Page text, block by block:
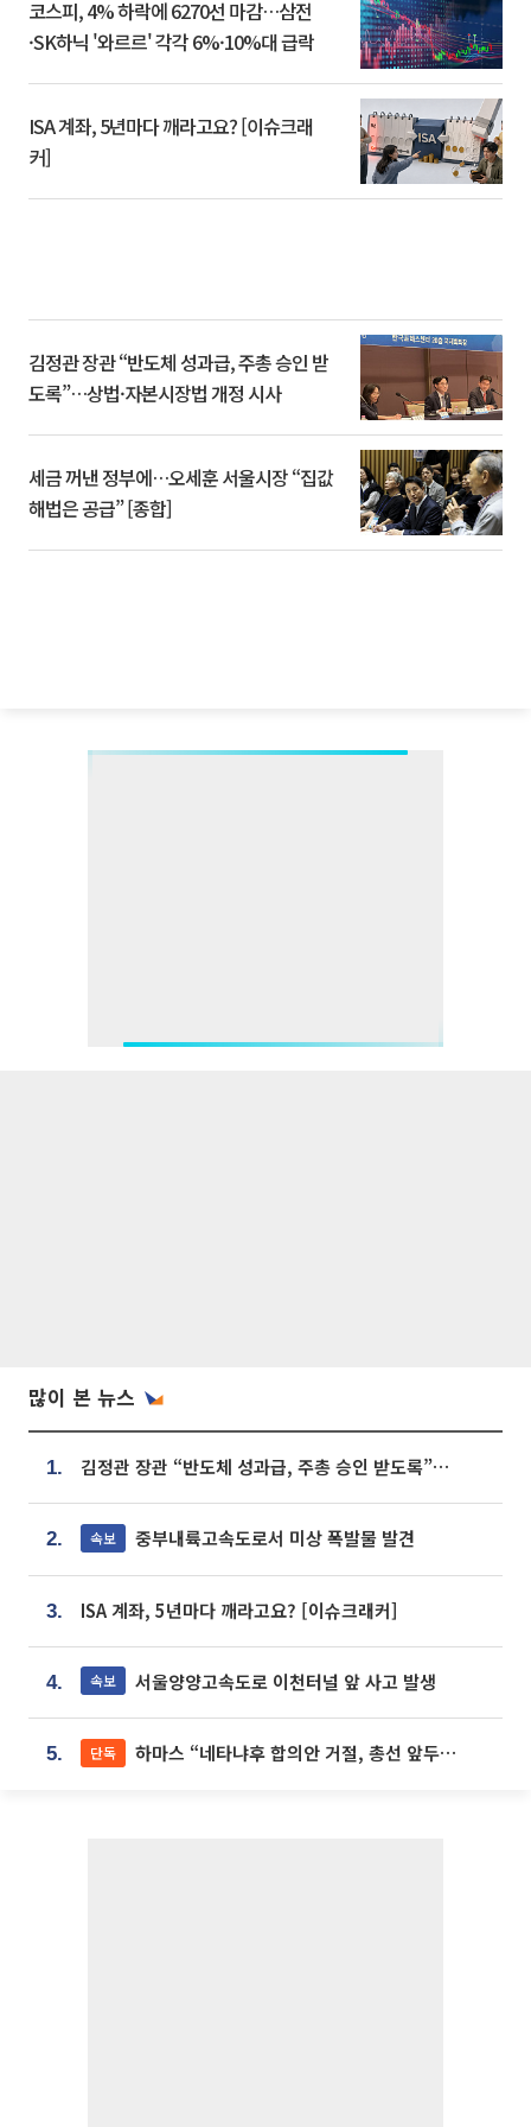
코스피, 4% 하락에 6270선 마감…삼전
·SK하닉 '와르르' 각각 6%·10%대 급락
ISA 계좌, 5년마다 깨라고요? [이슈크래
커]
김정관 장관 “반도체 성과급, 주총 승인 받
도록”…상법·자본시장법 개정 시사
세금 꺼낸 정부에…오세훈 서울시장 “집값
해법은 공급” [종합]
많이 본 뉴스
1. 김정관 장관 “반도체 성과급, 주총 승인 받도록”…상법·자본시장법 개정 시사
2. 속보 중부내륙고속도로서 미상 폭발물 발견
3. ISA 계좌, 5년마다 깨라고요? [이슈크래커]
4. 속보 서울양양고속도로 이천터널 앞 사고 발생
5. 단독 하마스 “네타냐후 합의안 거절, 총선 앞두고 시간 끌기”